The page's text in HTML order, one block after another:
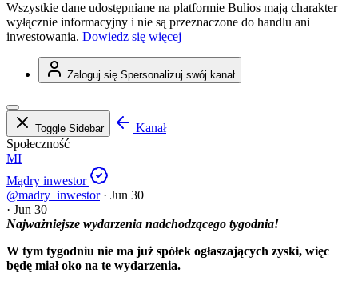
Wszystkie dane udostępniane na platformie Bulios mają charakter
wyłącznie informacyjny i nie są przeznaczone do handlu ani
inwestowania. Dowiedz się więcej
Zaloguj się Spersonalizuj swój kanał
Toggle Sidebar
Kanał
Społeczność
MI
Mądry inwestor
@madry_inwestor · Jun 30
· Jun 30
Najważniejsze wydarzenia nadchodzącego tygodnia!
W tym tygodniu nie ma już spółek ogłaszających zyski, więc
będę miał oko na te wydarzenia.